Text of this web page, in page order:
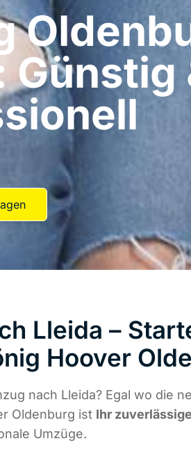
Günstig
Lleida –
Hoover
nach Lleida? Egal wo die
Oldenburg ist Ihr
Umzüge.